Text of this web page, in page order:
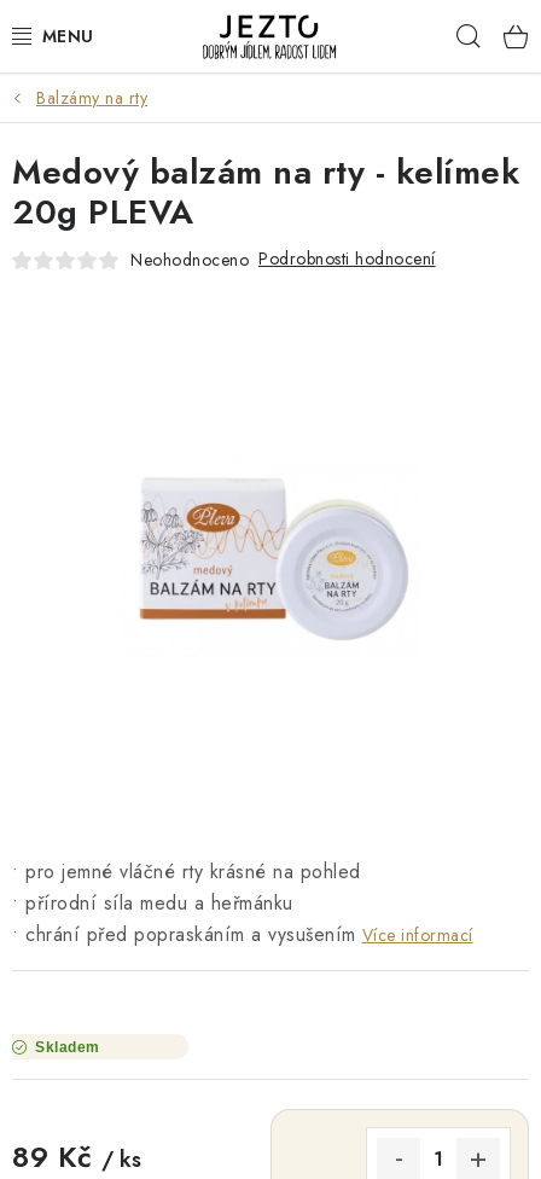
na
DÁRKOVÉ SADY
TRVANLIVÉ
DROGERIE A KOSMETIKA
NÁŠ PŘÍBĚH FIREMNÍ DÁRKY
KONTAKTY
DOPRAVA A PLATBA
Balzámy na rty
• pro jemné vláčné rty krásné na pohled
• přírodní síla medu a heřmánku
• chrání před popraskáním a vysušením Více informací
Skladem
89 Kč / ks
Medový balzám na rty - kelímek
20g PLEVA
Neohodnoceno Podrobnosti hodnocení